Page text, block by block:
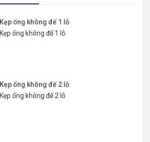
Kẹp ống không đế 1 lỗ
Kẹp ống không đế 1 lỗ
Kẹp ống không đế 2 lỗ
Kẹp ống không đế 2 lỗ